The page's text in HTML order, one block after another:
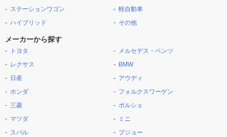
ステーションワゴン
ハイブリッド
軽自動車
その他
メーカーから探す
トヨタ
レクサス
日産
ホンダ
三菱
マツダ
スバル
メルセデス・ベンツ
BMW
アウディ
フォルクスワーゲン
ポルシェ
ミニ
プジョー